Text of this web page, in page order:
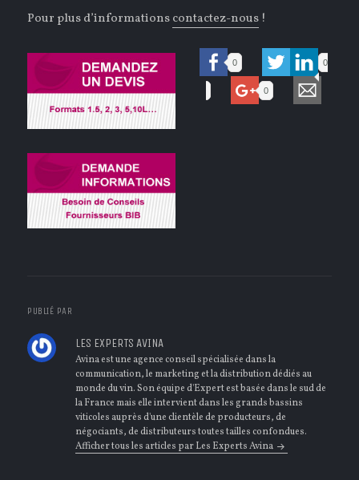
Pour plus d’informationscontactez-nous !
0 0
0
PUBLIÉ PAR
LES EXPERTS AVINA
Avina est une agence conseil spécialisée dans la
communication, le marketing et la distribution dédiés au
monde du vin. Son équipe d'Expert est basée dans le sud de
la France mais elle intervient dans les grands bassins
viticoles auprès d'une clientèle de producteurs, de
négociants, de distributeurs toutes tailles confondues.
Afficher tous les articles par Les Experts Avina